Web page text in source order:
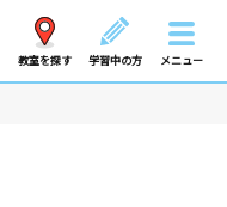
教室を探す 学習中の方 メニュー